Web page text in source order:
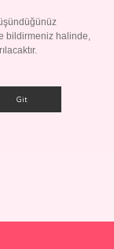
bildirmeniz halinde,